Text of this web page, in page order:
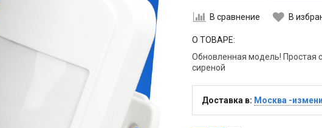
В сравнение В
О ТОВАРЕ:
Обновленная модель! Простая
сиреной
Доставка в: Москва -